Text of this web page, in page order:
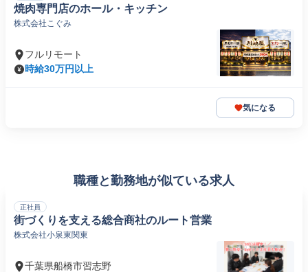
焼肉専門店のホール・キッチン
株式会社こぐみ
フルリモート
時給30万円以上
気になる
職種と勤務地が似ている求人
正社員
街づくりを支える総合商社のルート営業
株式会社小泉東関東
千葉県船橋市習志野